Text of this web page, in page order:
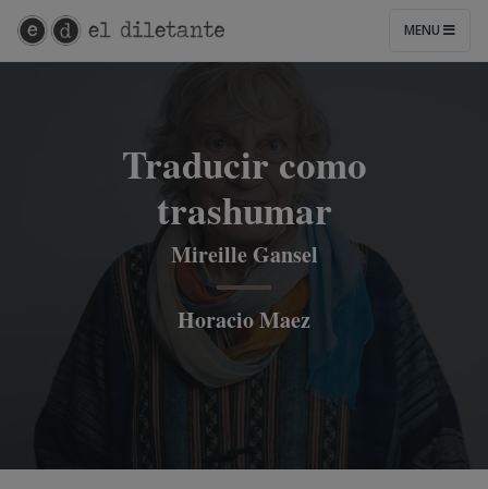
MENU
Traducir como
trashumar
Mireille Gansel
Horacio Maez